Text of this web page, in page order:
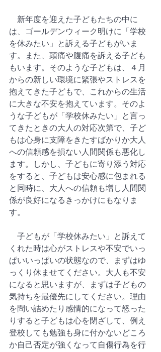
新年度を迎えた子どもたちの中に
は、ゴールデンウィーク明けに「学校
を休みたい」と訴える子どもがいま
す。また、頭痛や腹痛を訴える子ども
もいます。そのような子どもは、４月
からの新しい環境に緊張やストレスを
抱えてきた子どもで、これからの生活
に大きな不安を抱えています。そのよ
うな子どもが「学校休みたい」と言っ
てきたときの大人の対応次第で、子ど
もは心身に支障をきたすばかりか大人
への信頼感を損ない人間関係も悪化し
ます。しかし、子どもに寄り添う対応
をすると、子どもは安心感に包まれる
と同時に、大人への信頼も増し人間関
係が良好になるきっかけにもなりま
す。
子どもが「学校休みたい」と訴えて
くれた時は心がストレスや不安でいっ
ぱいいっぱいの状態なので、まずはゆ
っくり休ませてください。大人も不安
になると思いますが、まずは子どもの
気持ちを最優先にしてください。理由
を問い詰めたり感情的になって怒った
りすると子どもは心を閉ざして、例え
登校しても勉強も身に付かないどころ
か自己否定が強くなって自傷行為を行